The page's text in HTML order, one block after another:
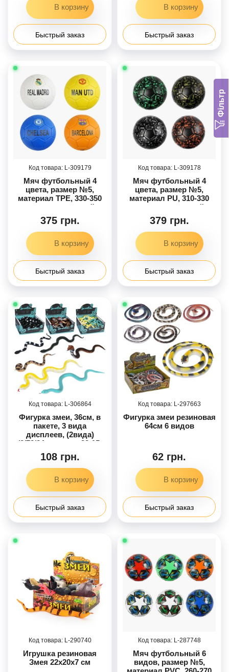
Фільтр
Быстрый заказ Быстрый заказ
309179
Мяч футбольный 4
цвета, размер №5,
материал TPE, 330-350
грамм, резиновый
баллон, МИКС ВИДОВ
/60/
375 грн.
Быстрый заказ
309178
Мяч футбольный 4
цвета, размер №5,
материал PU, 310-330
грамм, резиновый
баллон, МИКС ВИДОВ
/60/
379 грн.
Быстрый заказ
306864
Фигурка змеи, 36см, в
пакете, 3 вида
дисплеев, (2вида)
/3/72/24шт в кор. 32-15-
25см
108 грн.
Быстрый заказ
297663
Фигурка змеи резиновая
64см 6 видов
62 грн.
Быстрый заказ
290740
Игрушка резиновая
Змея 22x20x7 см
287748
Мяч футбольный 6
видов, размер №5,